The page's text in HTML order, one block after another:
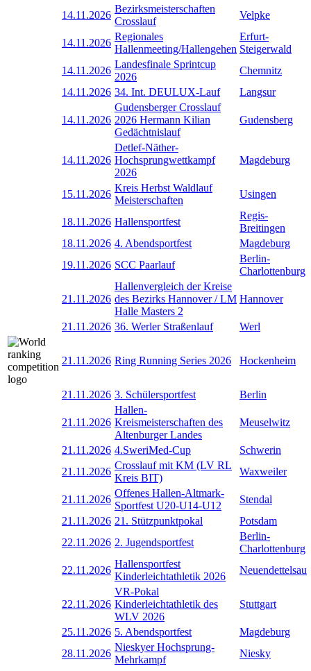
14.11.2026
Bezirksmeisterschaften
Crosslauf
Velpke
14.11.2026
Regionales
Hallenmeeting/Hallengehen
Erfurt-
Steigerwald
14.11.2026
Landesfinale Sprintcup
2026
Chemnitz
14.11.2026 34. Int. DEULUX-Lauf Langsur
14.11.2026
Gudensberger Crosslauf
2026 Hermann Kilian
Gedächtnislauf
Gudensberg
14.11.2026
Detlef-Näther-
Hochsprungwettkampf
2026
Magdeburg
15.11.2026
Kreis Herbst Waldlauf
Meisterschaften
Usingen
18.11.2026 Hallensportfest
Regis-
Breitingen
18.11.2026 4. Abendsportfest
Magdeburg
19.11.2026 SCC Paarlauf
Berlin-
Charlottenburg
21.11.2026
Hallenvergleich der Kreise
des Bezirks Hannover / LM
Halle Masters 2
Hannover
21.11.2026 36. Werler Straßenlauf Werl
21.11.2026 Ring Running Series 2026 Hockenheim
21.11.2026 3. Schülersportfest Berlin
21.11.2026
Hallen-
Kreismeisterschaften des
Altenburger Landes
Meuselwitz
21.11.2026 4.SweriMed-Cup
Schwerin
21.11.2026
Crosslauf mit KM (LV RL
Kreis BIT)
Waxweiler
21.11.2026
Offenes Hallen-Altmark-
Sportfest U20-U14-U12
Stendal
21.11.2026 21. Stützpunktpokal
Potsdam
22.11.2026 2. Jugendsportfest
Berlin-
Charlottenburg
22.11.2026
Hallensportfest
Kinderleichtathletik 2026
Neuendettelsau
22.11.2026
VR-Pokal
Kinderleichtathletik des
WLV 2026
Stuttgart
25.11.2026 5. Abendsportfest
Magdeburg
28.11.2026
Nieskyer Hochsprung-
Mehrkampf
Niesky